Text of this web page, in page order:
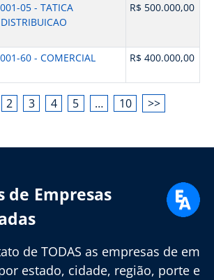
05 - TATICA
R$ 500.000,00
60 - COMERCIAL
R$ 400.000,00
2 3 4 5 … 10 >>
de Empresas
de TODAS as empresas de em
estado, cidade, região, porte e